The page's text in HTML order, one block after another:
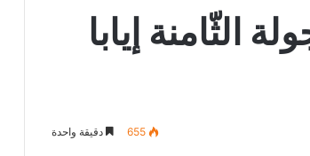
الثّامنة إيابا
655 دقيقة واحدة